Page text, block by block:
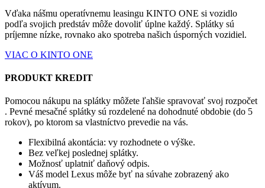
Vďaka nášmu operatívnemu leasingu KINTO ONE si vozidlo
podľa svojich predstáv môže dovoliť úplne každý. Splátky sú
príjemne nízke, rovnako ako spotreba našich úsporných vozidiel.
VIAC O KINTO ONE
PRODUKT KREDIT
Pomocou nákupu na splátky môžete ľahšie spravovať svoj rozpočet
. Pevné mesačné splátky sú rozdelené na dohodnuté obdobie (do 5
rokov), po ktorom sa vlastníctvo prevedie na vás.
Flexibilná akontácia: vy rozhodnete o výške.
Bez veľkej poslednej splátky.
Možnosť uplatniť daňový odpis.
Váš model Lexus môže byť na súvahe zobrazený ako
aktívum.